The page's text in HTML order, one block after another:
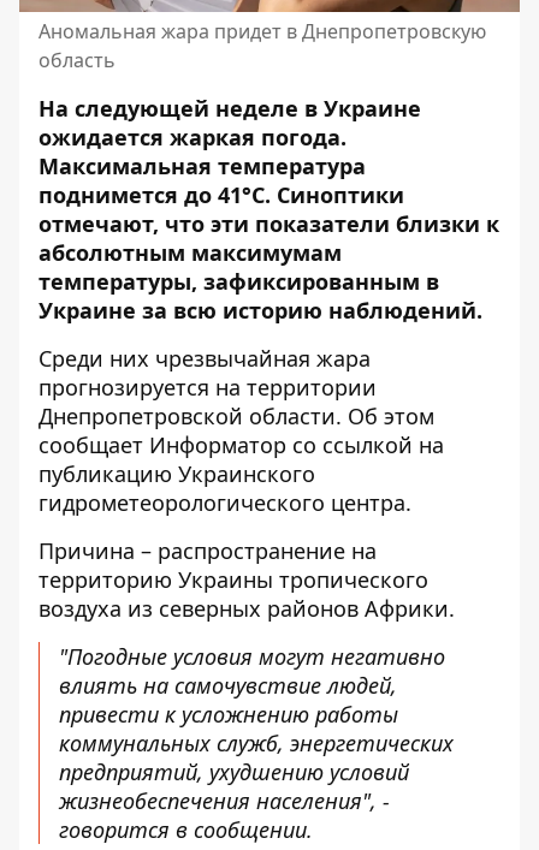
Аномальная жара придет в Днепропетровскую
область
На следующей неделе в Украине
ожидается жаркая погода.
Максимальная температура
поднимется до 41°С. Синоптики
отмечают, что эти показатели близки к
абсолютным максимумам
температуры, зафиксированным в
Украине за всю историю наблюдений.
Среди них чрезвычайная жара
прогнозируется на территории
Днепропетровской области. Об этом
сообщает Информатор со ссылкой на
публикацию Украинского
гидрометеорологического центра.
Причина – распространение на
территорию Украины тропического
воздуха из северных районов Африки.
"Погодные условия могут негативно
влиять на самочувствие людей,
привести к усложнению работы
коммунальных служб, энергетических
предприятий, ухудшению условий
жизнеобеспечения населения", -
говорится в сообщении.